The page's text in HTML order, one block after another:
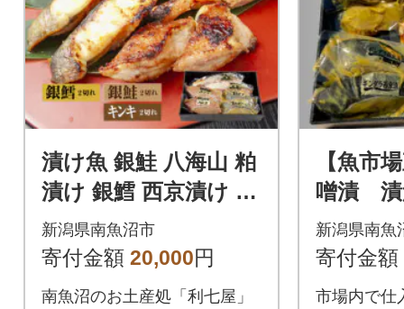
漬け魚 銀鮭 八海山 粕
漬け 銀鱈 西京漬け キ
ンキ 味噌漬け 計6切
れ 新潟県 南魚沼市 14
新潟県南魚沼市
寄付金額 20,000円
南魚沼のお土産処「利七屋」
【魚市
噌漬 漬
たてセ
新潟県南魚
寄付金額
市場内で仕